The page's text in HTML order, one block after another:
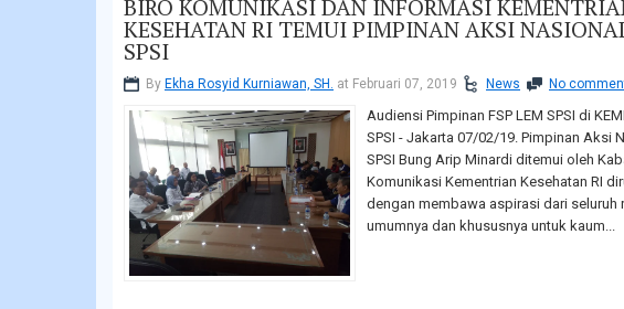
BIRO KOMUNIKASI DAN INFORMASI
KESEHATAN RI TEMUI PIMPINAN AKSI
SPSI
By Ekha Rosyid Kurniawan, SH. at Februari 07, 2019 News No
Audiensi Pimpinan FSP LEM SPSI di
SPSI - Jakarta 07/02/19. Pimpinan Aksi
SPSI Bung Arip Minardi ditemui oleh
Komunikasi Kementrian Kesehatan RI
dengan membawa aspirasi dari seluruh
umumnya dan khususnya untuk kaum...